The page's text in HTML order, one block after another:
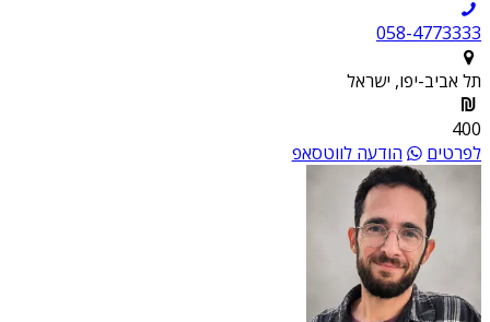
058-4773333
תל אביב-יפו, ישראל
400
לפרטים
הודעה לווטסאפ